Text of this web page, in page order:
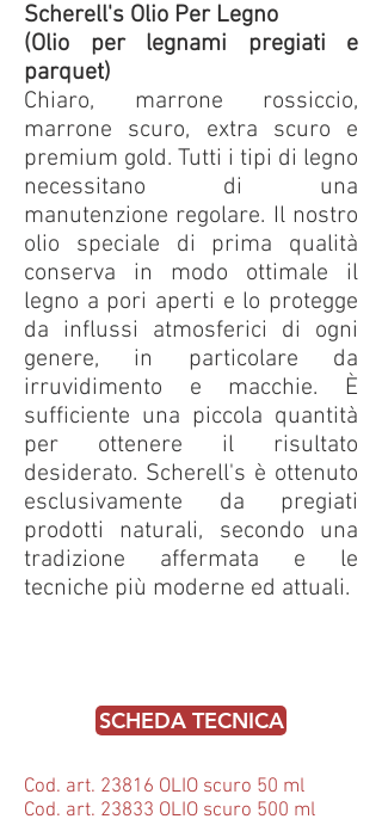
Scherell's Olio Per Legno
(Olio per legnami pregiati e
parquet)
Chiaro, marrone rossiccio,
marrone scuro, extra scuro e
premium gold. Tutti i tipi di legno
necessitano di una
manutenzione regolare. Il nostro
olio speciale di prima qualità
conserva in modo ottimale il
legno a pori aperti e lo protegge
da influssi atmosferici di ogni
genere, in particolare da
irruvidimento e macchie. È
sufficiente una piccola quantità
per ottenere il risultato
desiderato. Scherell's è ottenuto
esclusivamente da pregiati
prodotti naturali, secondo una
tradizione affermata e le
tecniche più moderne ed attuali.
SCHEDA TECNICA
Cod. art. 23816 OLIO scuro 50 ml
Cod. art. 23833 OLIO scuro 500 ml